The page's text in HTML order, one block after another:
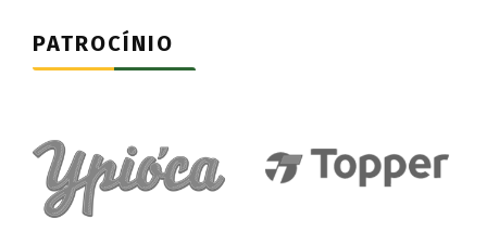
PATROCÍNIO